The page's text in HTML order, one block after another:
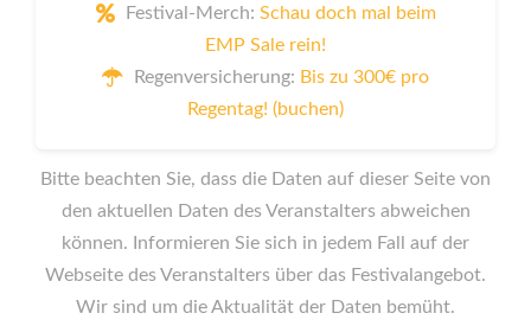
Festival-Merch: Schau doch mal beim
EMP Sale rein!
Regenversicherung: Bis zu 300€ pro
Regentag! (buchen)
Bitte beachten Sie, dass die Daten auf dieser Seite von
den aktuellen Daten des Veranstalters abweichen
können. Informieren Sie sich in jedem Fall auf der
Webseite des Veranstalters über das Festivalangebot.
Wir sind um die Aktualität der Daten bemüht.